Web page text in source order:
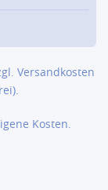
Versandkosten
Kosten.